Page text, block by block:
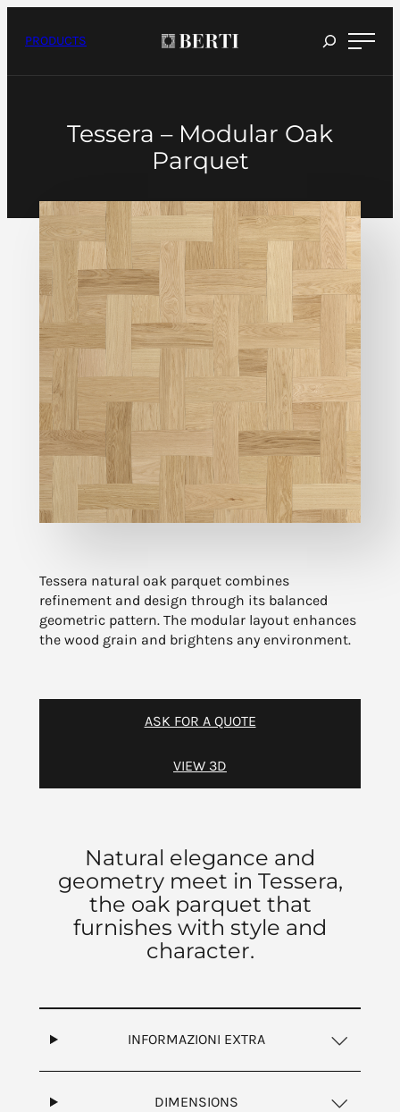
Skip
content
PRODUCTS
Tessera – Modular Oak
Parquet
Tessera natural oak parquet combines
refinement and design through its balanced
geometric pattern. The modular layout enhances
the wood grain and brightens any environment.
ASK FOR A QUOTE
VIEW 3D
Natural elegance and
geometry meet in Tessera,
the oak parquet that
furnishes with style and
character.
INFORMAZIONI EXTRA
DIMENSIONS